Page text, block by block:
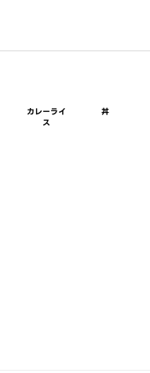
カレーライ
ス
丼